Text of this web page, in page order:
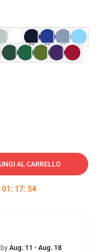
AL CARRELLO
01 : 17: 53
Aug. 11 - Aug. 18